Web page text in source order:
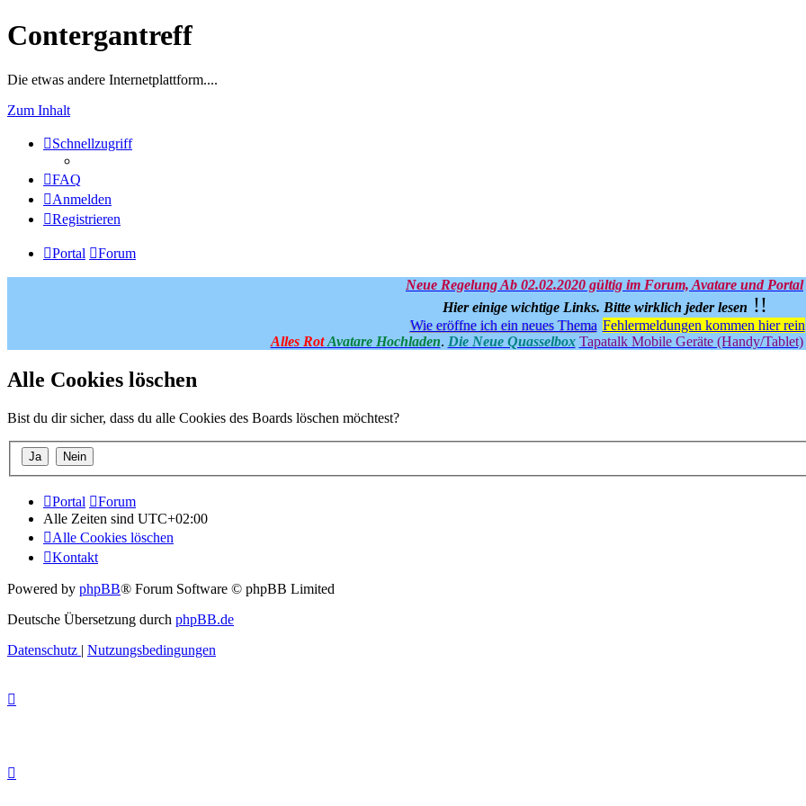
Contergantreff
Die etwas andere Internetplattform....
Zum Inhalt
Schnellzugriff
FAQ
Anmelden
Registrieren
Portal Forum
Neue Regelung Ab 02.02.2020 gültig im Forum, Avatare und Portal
Hier einige wichtige Links. Bitte wirklich jeder lesen !!
Wie eröffne ich ein neues Thema Fehlermeldungen kommen hier rein
Alles Rot Avatare Hochladen. Die Neue Quasselbox Tapatalk Mobile Geräte (Handy/Tablet)
Alle Cookies löschen
Bist du dir sicher, dass du alle Cookies des Boards löschen möchtest?
Portal
Forum
Alle Zeiten sind UTC+02:00
Alle Cookies löschen
Kontakt
Powered by phpBB® Forum Software © phpBB Limited
Deutsche Übersetzung durch phpBB.de
Datenschutz | Nutzungsbedingungen